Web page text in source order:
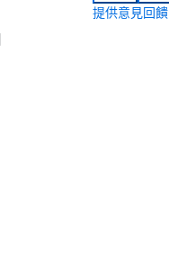
提供意見回饋